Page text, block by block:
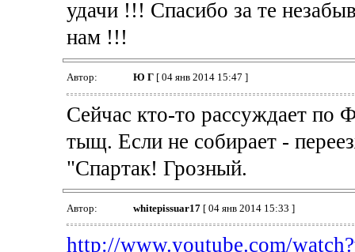
удачи !!! Спасибо за те
нам !!!
Автор: Ю Г[ 04 янв 2014 15:47 ]
Сейчас кто-то рассуждает по
тыщ. Если не собирает -
"Спартак! Грозный.
Автор: whitepissuar17[ 04 янв 2014 15:33 ]
http://www.youtube.com/